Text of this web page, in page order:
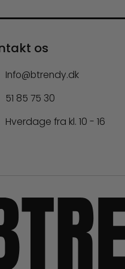
os
Info@btrendy.dk
51 85 75 30
Hverdage fra kl. 10 - 16